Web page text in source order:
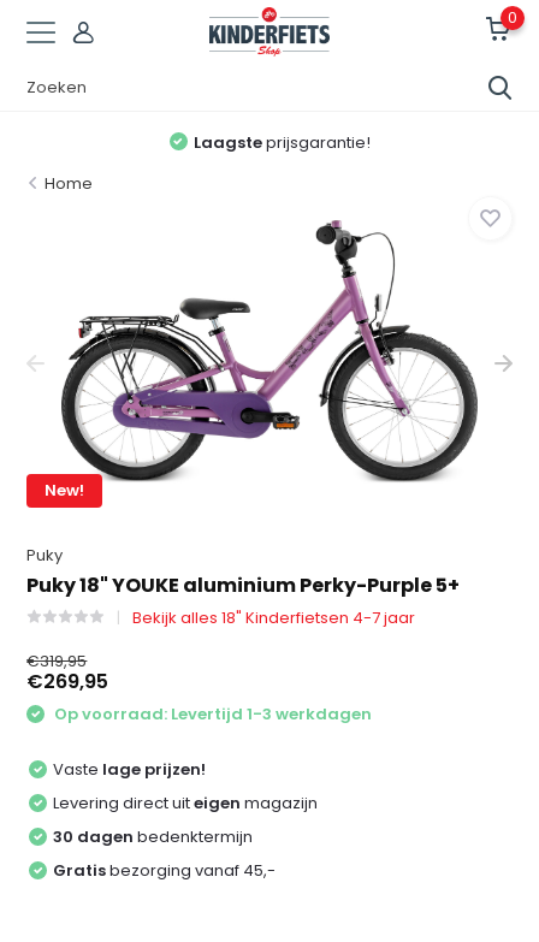
0
Laagsteprijsgarantie!
Home
New!
Puky
Puky 18" YOUKE aluminium Perky-Purple 5+
Bekijk alles 18" Kinderfietsen 4-7 jaar
€319,95
€269,95
Op voorraad: Levertijd 1-3 werkdagen
Vaste lage prijzen!
Levering direct uiteigen magazijn
30 dagen bedenktermijn
Gratisbezorging vanaf 45,-